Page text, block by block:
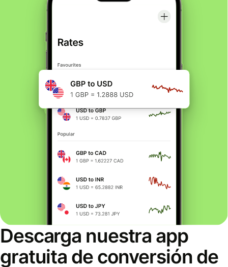
Descarga nuestra app
gratuita de conversión de